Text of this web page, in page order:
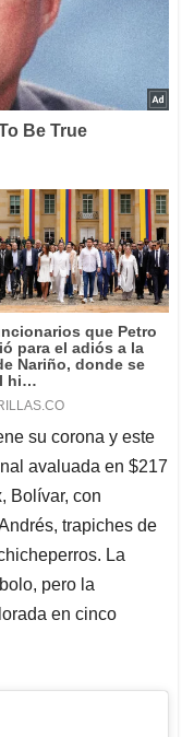
su corona y este
avaluada en $217
Bolívar, con
trapiches de
La
pero la
en cinco